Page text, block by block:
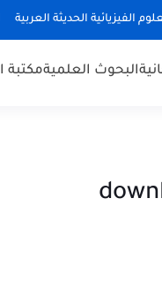
الفيزيائية الحديثة العربية
البحوث العلميةمكتبة